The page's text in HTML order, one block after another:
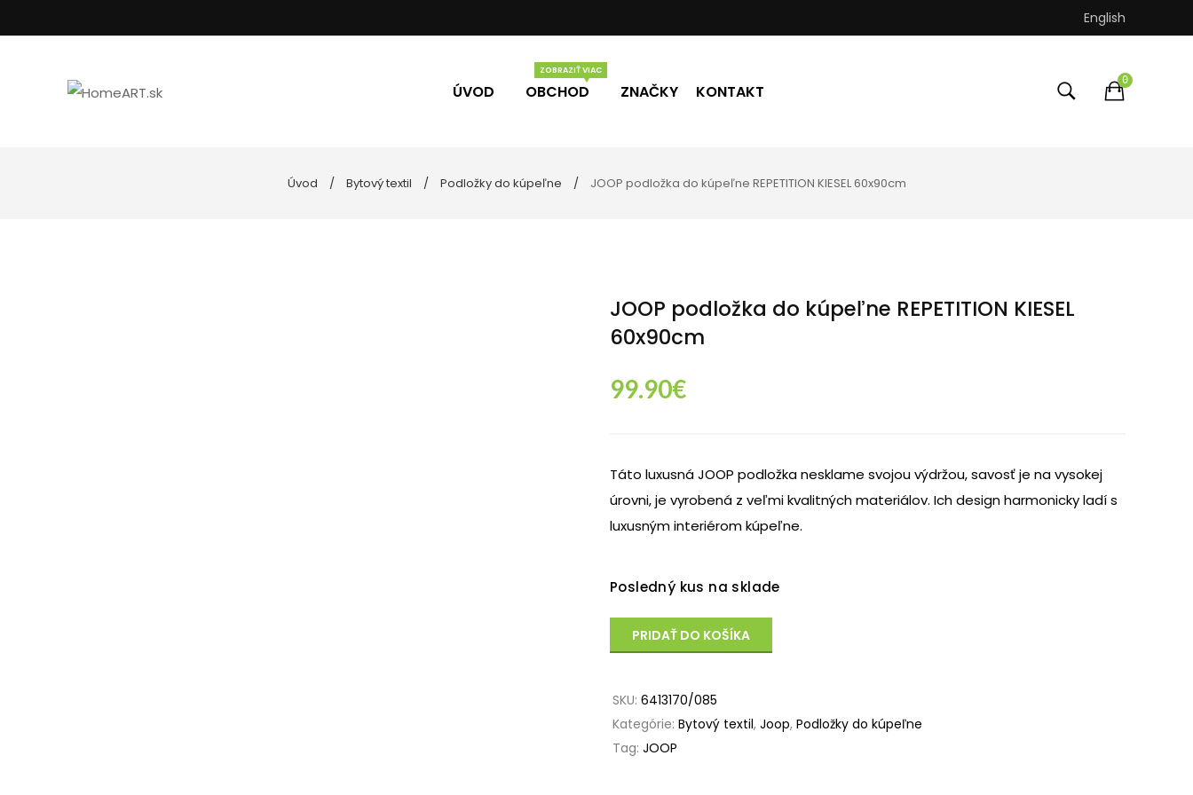
English
ÚVOD OBCHOD
Uteráky
Vône Darčekové poukážky
ZNAČKY KONTAKT
0
Úvod Bytový textil Podložky do kúpeľne JOOP podložka do kúpeľne REPETITION KIESEL 60x90cm
JOOP podložka do kúpeľne REPETITION KIESEL
60x90cm
99.90€
Táto luxusná JOOP podložka nesklame svojou výdržou, savosť je na vysokej
úrovni, je vyrobená z veľmi kvalitných materiálov. Ich design harmonicky ladí s
luxusným interiérom kúpeľne.
Posledný kus na sklade
PRIDAŤ DO KOŠÍKA
SKU: 6413170/085
Kategórie: Bytový textil, Joop, Podložky do kúpeľne
Tag: JOOP